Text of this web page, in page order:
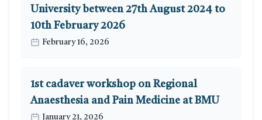
University between 27th August 2024 to
10th February 2026
February 16, 2026
1st cadaver workshop on Regional
Anaesthesia and Pain Medicine at BMU
January 21, 2026